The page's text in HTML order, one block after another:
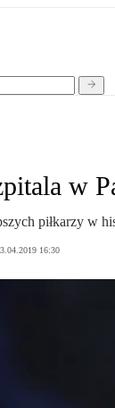
w
piłkarzy w
16:30